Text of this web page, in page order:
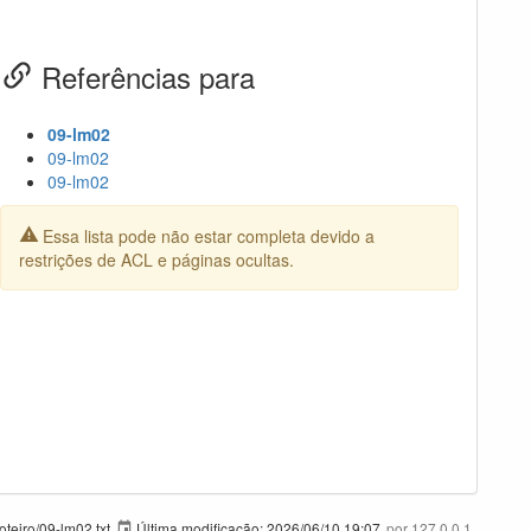
Referências para
09-lm02
09-lm02
09-lm02
Essa lista pode não estar completa devido a
restrições de ACL e páginas ocultas.